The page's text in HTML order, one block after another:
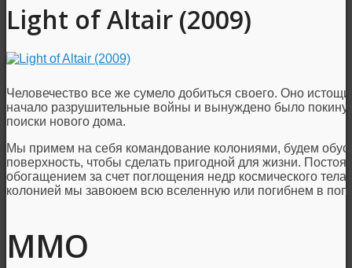
Light of Altair (2009)
Человечество все же сумело добиться своего. Оно
начало разрушительные войны и вынуждено было
поиски нового дома.
Мы примем на себя командование колониями, будем
поверхность, чтобы сделать пригодной для жизни.
обогащением за счет поглощения недр космического
колонией мы завоюем всю вселенную или погибнем в
MMO